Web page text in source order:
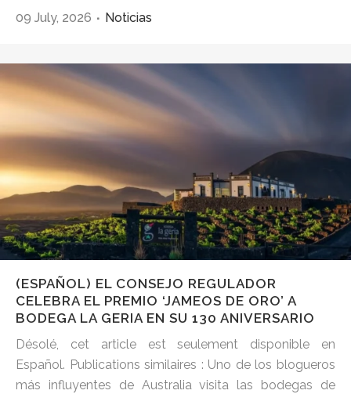
09 July, 2026
Noticias
(ESPAÑOL) EL CONSEJO REGULADOR
CELEBRA EL PREMIO ‘JAMEOS DE ORO’ A
BODEGA LA GERIA EN SU 130 ANIVERSARIO
Désolé, cet article est seulement disponible en
Español. Publications similaires : Uno de los blogueros
más influyentes de Australia visita las bodegas de